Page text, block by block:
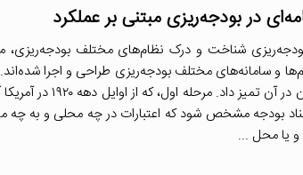
در بودجه‌ریزی مبتنی بر عملکرد
شناخت و درک نظام‌های مختلف بودجه‌ریزی،
و سامانه‌های مختلف بودجه‌ریزی طراحی و اجرا
بودجه‌ای، سه مرحله را
بودجه مشخص شود که اعتبارات در چه محلی و به
و یا محل ...